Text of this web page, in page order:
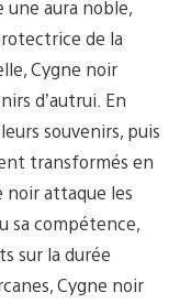
une aura noble,
de la
Cygne noir
d’autrui. En
souvenirs, puis
transformés en
noir attaque les
sa compétence,
sur la durée
Cygne noir